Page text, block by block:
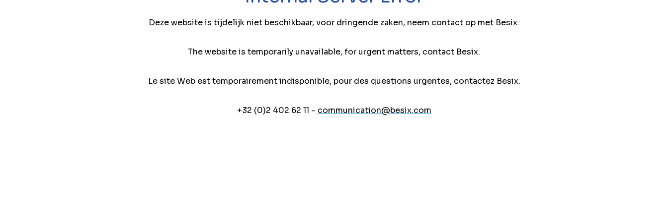
Deze website is tijdelijk niet beschikbaar, voor dringende zaken, neem contact op met Besix.
The website is temporarily unavailable, for urgent matters, contact Besix.
Le site Web est temporairement indisponible, pour des questions urgentes, contactez Besix.
+32 (0)2 402 62 11 - communication@besix.com